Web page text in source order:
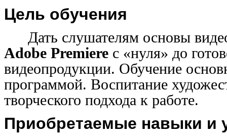
Цель обучения
Дать слушателям основы
Adobe Premiere с «нуля» до
видеопродукции. Обучение
программой. Воспитание
творческого подхода к работе.
Приобретаемые навыки и